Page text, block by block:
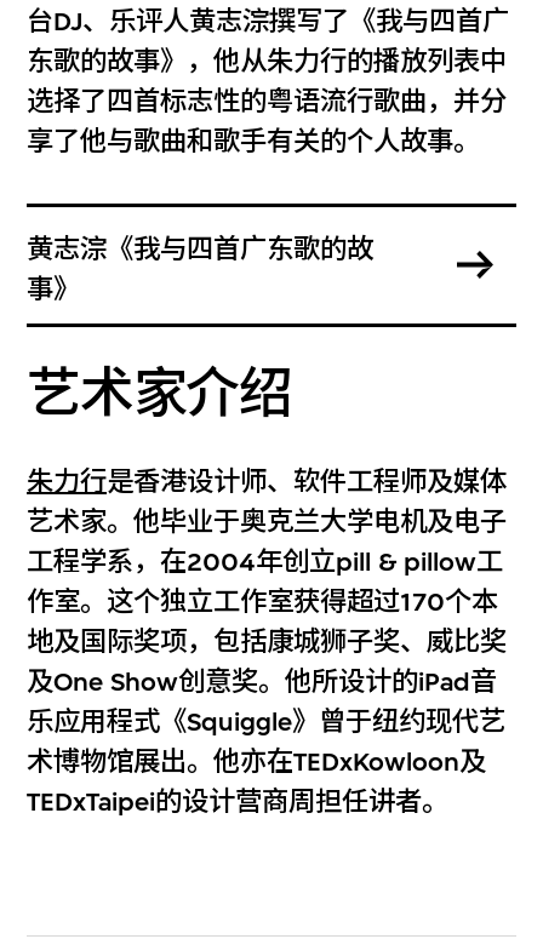
台DJ、乐评人黄志淙撰写了《我与四首广
东歌的故事》，他从朱力行的播放列表中
选择了四首标志性的粤语流行歌曲，并分
享了他与歌曲和歌手有关的个人故事。
黄志淙《我与四首广东歌的故
事》
艺术家介绍
朱力行是香港设计师、软件工程师及媒体
艺术家。他毕业于奥克兰大学电机及电子
工程学系，在2004年创立pill & pillow工
作室。这个独立工作室获得超过170个本
地及国际奖项，包括康城狮子奖、威比奖
及One Show创意奖。他所设计的iPad音
乐应用程式《Squiggle》曾于纽约现代艺
术博物馆展出。他亦在TEDxKowloon及
TEDxTaipei的设计营商周担任讲者。